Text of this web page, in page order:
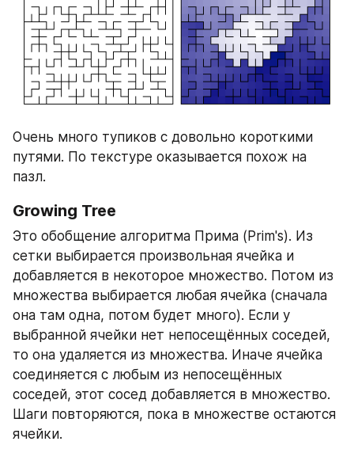
Очень много тупиков с довольно короткими
путями. По текстуре оказывается похож на
пазл.
Growing Tree
Это обобщение алгоритма Прима (Prim's). Из
сетки выбирается произвольная ячейка и
добавляется в некоторое множество. Потом из
множества выбирается любая ячейка (сначала
она там одна, потом будет много). Если у
выбранной ячейки нет непосещённых соседей,
то она удаляется из множества. Иначе ячейка
соединяется с любым из непосещённых
соседей, этот сосед добавляется в множество.
Шаги повторяются, пока в множестве остаются
ячейки.